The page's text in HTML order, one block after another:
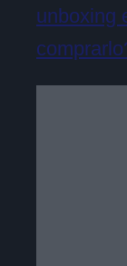
unboxing